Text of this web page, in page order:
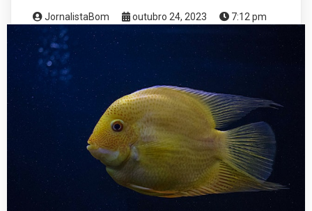
JornalistaBom outubro 24, 2023 7:12 pm